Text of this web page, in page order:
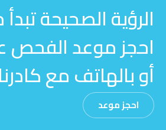
الرؤية الصحيحة
احجز موعد الفحص
أو بالهاتف مع
احجز موعد